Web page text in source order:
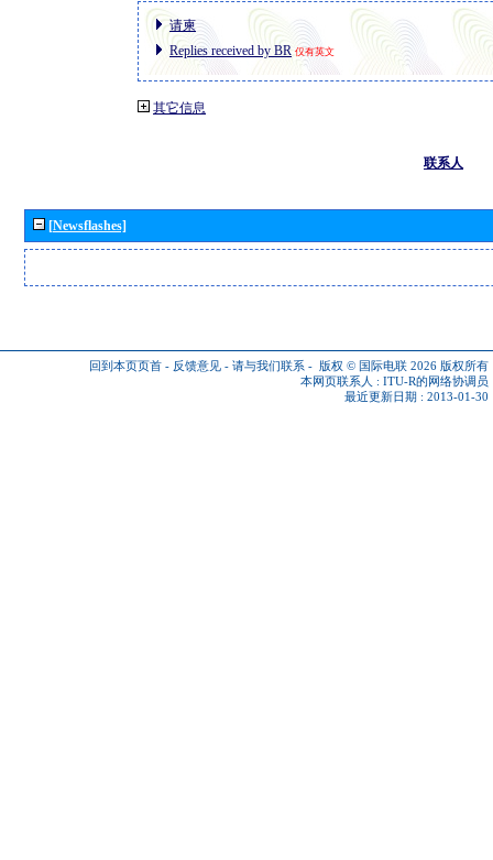
请柬
Replies received by BR 仅有英文
其它信息
联系人
[Newsflashes]
回到本页页首 - 反馈意见 - 请与我们联系 - 版权 © 国际电联 2026 版权所有
本网页联系人 : ITU-R的网络协调员
最近更新日期 : 2013-01-30